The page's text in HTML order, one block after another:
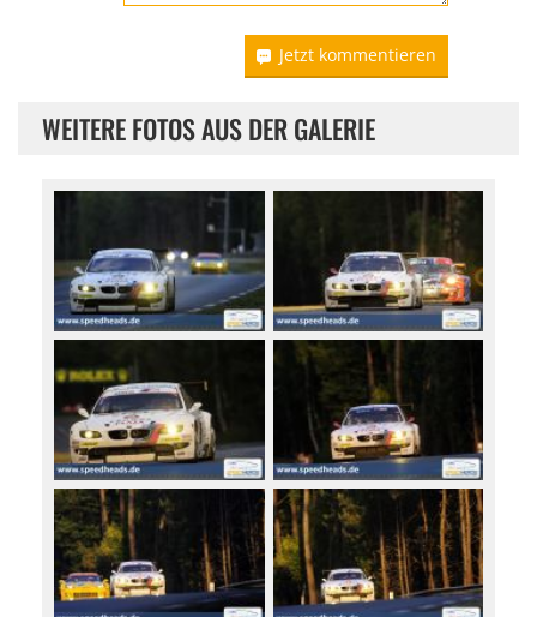
Jetzt kommentieren
WEITERE FOTOS AUS DER GALERIE